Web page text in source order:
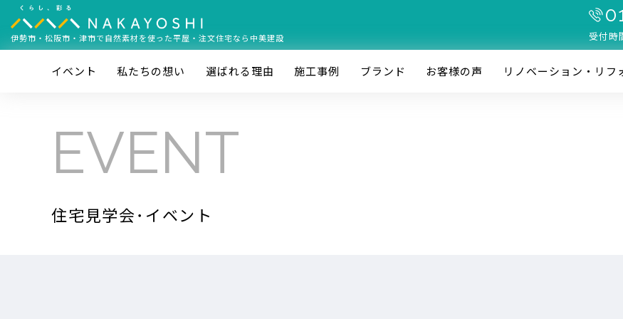
伊勢市・松阪市・津市で自然素材を使った平屋・注文住宅なら中美建設 受付時
イベント 私たちの想い 選ばれる理由 施⼯事例 ブランド お客様の声 リノベーション・リフ
EVENT
住宅見学会･イベント